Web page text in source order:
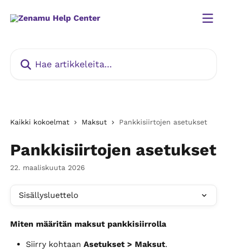
Kaikki kokoelmat Maksut Pankkisiirtojen asetukset
Pankkisiirtojen asetukset
22. maaliskuuta 2026
Sisällysluettelo
Miten määritän maksut pankkisiirrolla
Siirry kohtaan Asetukset > Maksut.